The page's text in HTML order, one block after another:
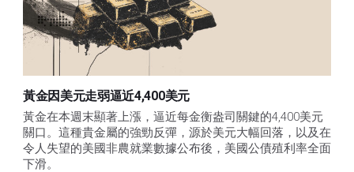
黃金因美元走弱逼近4,400美元
黃金在本週末顯著上漲，逼近每金衡盎司關鍵的4,400美元
關口。這種貴金屬的強勁反彈，源於美元大幅回落，以及在
令人失望的美國非農就業數據公布後，美國公債殖利率全面
下滑。